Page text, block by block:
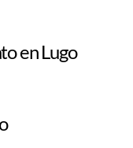
en Lugo